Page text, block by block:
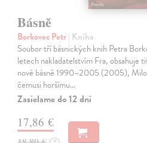
Básně
Borkovec Petr| Kniha
Soubor tří básnických knih Petra
letech nakladatelstvím Fra, obsahuje
nové básně 1990–2005 (2005),
čemusi horšímu…
Zasielame do 12 dní
17,86 €